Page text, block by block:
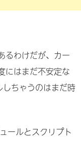
るわけだが、カー
にはまだ不安定な
ちゃうのはまだ時
ルとスクリプト